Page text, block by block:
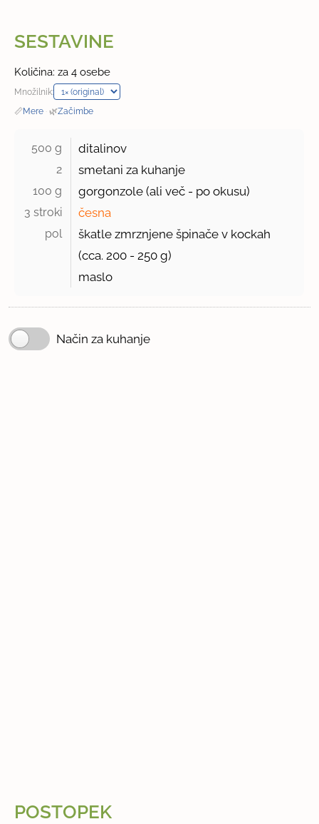
SESTAVINE
Količina: za 4 osebe
Množilnik:
📏Mere · 🌿Začimbe
500 g ditalinov
2 smetani za kuhanje
100 g gorgonzole (ali več - po okusu)
3 stroki česna
pol
škatle zmrznjene špinače v kockah
(cca.200 - 250 g)
maslo
Način za kuhanje
POSTOPEK